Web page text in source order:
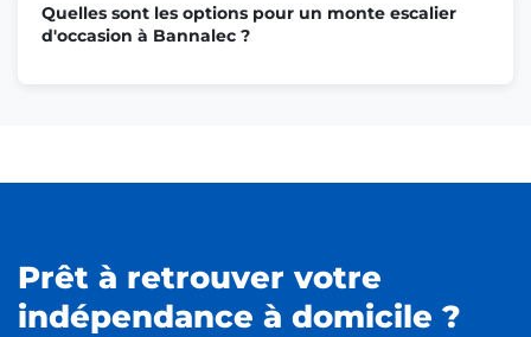
Quelles sont les options pour un monte escalier
d'occasion à Bannalec ?
Prêt à retrouver votre
indépendance à domicile ?